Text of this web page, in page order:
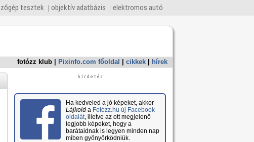
tesztek objektív adatbázis elektromos autó
fotózz klub Pixinfo.com főoldal cikkek hírek
Ha kedveled a jó képeket, akkor
Lájkolda Fotózz.hu új Facebook
oldalát, illetve az ott megjelenő
legjobb képeket, hogy a
barátaidnak is legyen minden nap
miben gyönyörködniük.